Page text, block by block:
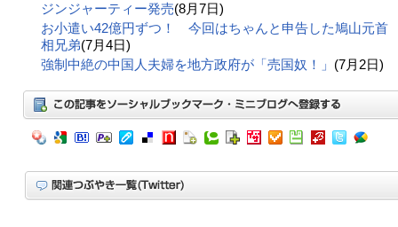
ジンジャーティー発売(8月7日)
お小遣い42億円ずつ！ 今回はちゃんと申告した鳩山元首
相兄弟(7月4日)
強制中絶の中国人夫婦を地方政府が「売国奴！」 (7月2日)